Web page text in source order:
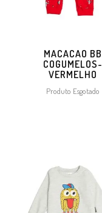
MACACAO BB
COGUMELOS-
VERMELHO
Produto Esgotado